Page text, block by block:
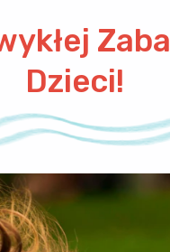
Dzieci!